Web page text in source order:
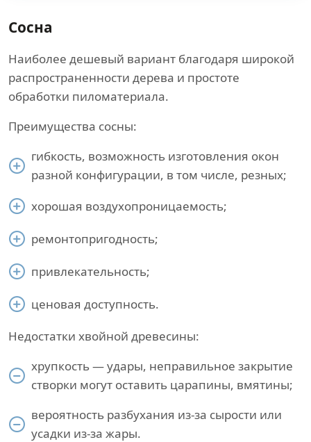
Сосна
Наиболее дешевый вариант благодаря широкой
распространенности дерева и простоте
обработки пиломатериала.
Преимущества сосны:
гибкость, возможность изготовления окон
разной конфигурации, в том числе, резных;
хорошая воздухопроницаемость;
ремонтопригодность;
привлекательность;
ценовая доступность.
Недостатки хвойной древесины:
хрупкость — удары, неправильное закрытие
створки могут оставить царапины, вмятины;
вероятность разбухания из-за сырости или
усадки из-за жары.